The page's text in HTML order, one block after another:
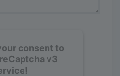
consent to
v3